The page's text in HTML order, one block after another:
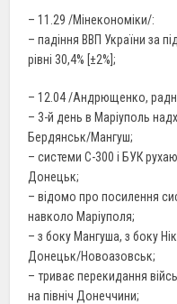
– 11.29 /Мінекономіки/:
– падіння ВВП України за
рівні 30,4% [±2%];
– 12.04 /Андрющенко,
– 3-й день в Маріуполь
Бердянськ/Мангуш;
– системи С-300 і БУК
Донецьк;
– відомо про посилення
навколо Маріуполя;
– з боку Мангуша, з боку
Донецьк/Новоазовськ;
– триває перекидання
на північ Донеччини;